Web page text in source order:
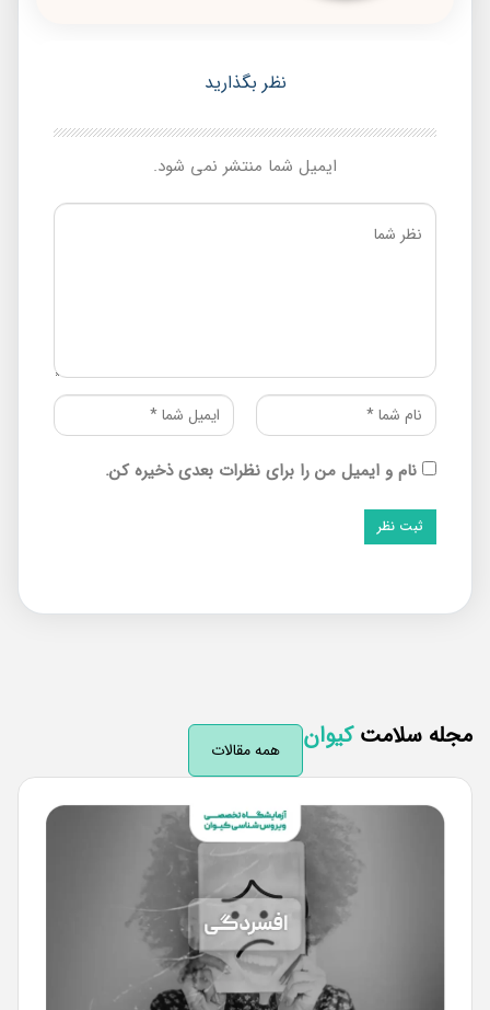
نظر بگذارید
ایمیل شما منتشر نمی شود.
نام و ایمیل من را برای نظرات بعدی ذخیره کن.
سلامتکیوان همه مقالات